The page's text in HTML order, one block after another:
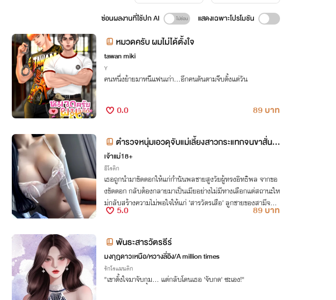
ซ่อนผลงานที่ใช้ปก AI แสดงเฉพาะโปรโมชัน
หมวดครับ ผมไม่ได้ตั้งใจ
tawan miki
Y
คนหนึ่งย้ายมาหนีแฟนเก่า...อีกคนดันตามจีบตั้งแต่วัน
0.0 89 บาท
ตำรวจหนุ่มเอวดุจับแม่เลี้ยงสาวกระแทกจนขาสั่น
(อ่านฟรี)
เจ้าแม่18+
อีโรติก
เธอถูกนำมาขัดดอกให้แก่กำนันพลชายสูงวัยผู้ทรงอิทธิพล จากขอ
งขัดดอก กลับต้องกลายมาเป็นเมียอย่างไม่มีทางเลือกแต่สถานะให
ม่กลับสร้างความไม่พอใจให้แก่ ‘สารวัตรเสือ’ ลูกชายของสามีจนถู
กเขาตรวจสอบทุกซอกทุกมุม
5.0 89 บาท
พันธะสารวัตรธีร์
มงกุฎดาวเหนือ/หวางลี่อิง/A million times
รักโรแมนติก
"เขาตั้งใจมาจับกุม... แต่กลับโดนเธอ 'จับกด' ซะเอง!"